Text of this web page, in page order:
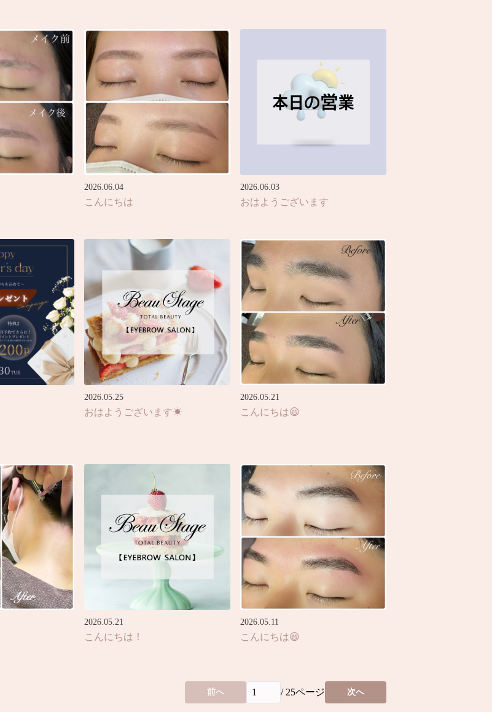
2026.06.04
こんにちは
2026.06.03
おはようございます
2026.05.25
おはようございます☀
2026.05.21
こんにちは😃
2026.05.21
こんにちは！
2026.05.11
こんにちは😃
前へ / 25ページ 次へ